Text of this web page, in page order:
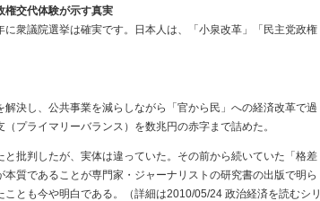
交代体験が示す真実
衆議院選挙は確実です。日本人は、「小泉改革」「民主党政権
決し、公共事業を減らしながら「官から民」への経済改革で過
プライマリーバランス）を数兆円の赤字まで詰めた。
批判したが、実体は違っていた。その前から続いていた「格差
質であることが専門家・ジャーナリストの研究書の出版で明ら
とも今や明白である。（詳細は2010/05/24 政治経済を読むシリ